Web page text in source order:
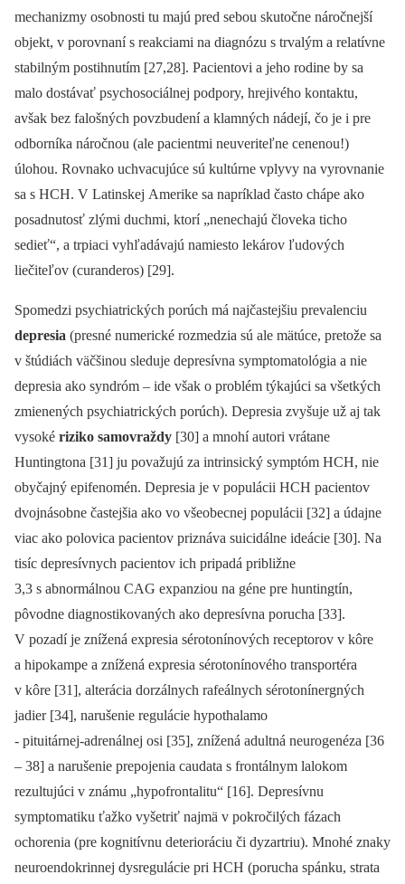
mechanizmy osobnosti tu majú pred sebou skutočne náročnejší
objekt, v porovnaní s reakciami na dia­gnózu s trvalým a relatívne
stabilným postihnutím [27,28]. Pacientovi a jeho rodine by sa
malo dostávať psychosociálnej podpory, hrejivého kontaktu,
avšak bez falošných povzbudení a klamných nádejí, čo je i pre
odborníka náročnou (ale pacientmi neuveriteľne cenenou!)
úlohou. Rovnako uchvacujúce sú kultúrne vplyvy na vyrovnanie
sa s HCH. V Latinskej Amerike sa napríklad často chápe ako
posadnutosť zlými duchmi, ktorí „nenechajú človeka ticho
sedieť“, a trpiaci vyhľadávajú namiesto lekárov ľudových
liečiteľov (curanderos) [29].
Spomedzi psychiatrických porúch má najčastejšiu prevalenciu
depresia (presné numerické rozmedzia sú ale mätúce, pretože sa
v štúdiách väčšinou sleduje depresívna symptomatológia a nie
depresia ako syndróm –⁠ ide však o problém týkajúci sa všetkých
zmienených psychiatrických porúch). Depresia zvyšuje už aj tak
vysoké riziko samovraždy [30] a mnohí autori vrátane
Huntingtona [31] ju považujú za intrinsický symptóm HCH, nie
obyčajný epifenomén. Depresia je v populácii HCH pacientov
dvojnásobne častejšia ako vo všeobecnej populácii [32] a údajne
viac ako polovica pacientov priznáva suicidálne ideácie [30]. Na
tisíc depresívnych pacientov ich pripadá približne
3,3 s abnormálnou CAG expanziou na géne pre huntingtín,
pôvodne dia­gnostikovaných ako depresívna porucha [33].
V pozadí je znížená expresia sérotonínových receptorov v kôre
a hipokampe a znížená expresia sérotonínového transportéra
v kôre [31], alterácia dorzálnych rafeálnych sérotonínergných
jadier [34], narušenie regulácie hypothalamo
‑⁠ pituitárnej‑adrenálnej osi [35], znížená adultná neurogenéza [36
–⁠ 38] a narušenie prepojenia caudata s frontálnym lalokom
rezultujúci v známu „hypofrontalitu“ [16]. Depresívnu
symptomatiku ťažko vyšetriť najmä v pokročilých fázach
ochorenia (pre kognitívnu deterioráciu či dyzartriu). Mnohé znaky
neuroendokrinnej dysregulácie pri HCH (porucha spánku, strata